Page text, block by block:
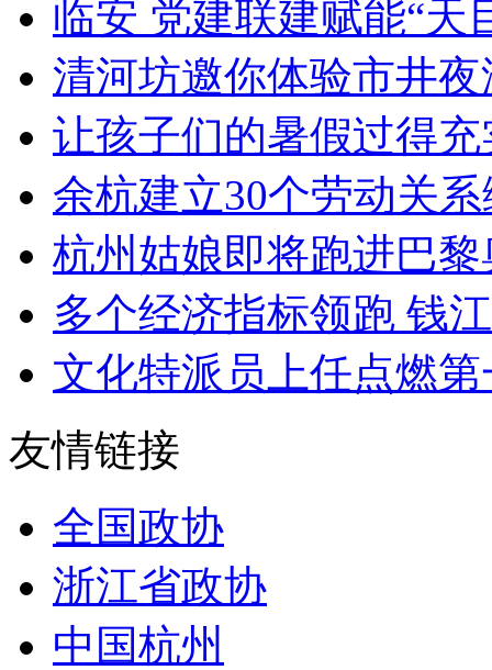
临安 党建联建赋能“天
清河坊邀你体验市井夜
让孩子们的暑假过得
余杭建立30个劳动关
杭州姑娘即将跑进巴
多个经济指标领跑 钱
文化特派员上任点燃第
友情链接
全国政协
浙江省政协
中国杭州